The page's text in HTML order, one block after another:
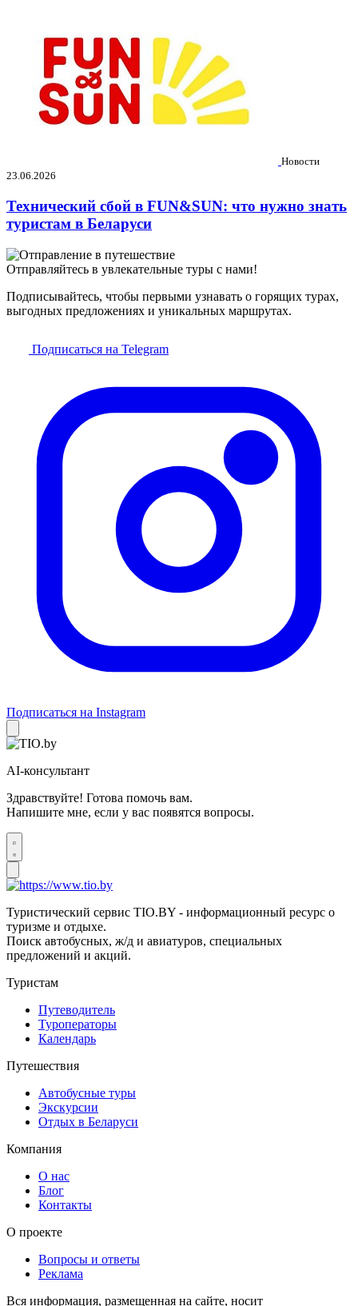
Новости
23.06.2026
Технический сбой в FUN&SUN: что нужно знать
туристам в Беларуси
Отправляйтесь в увлекательные туры с нами!
Подписывайтесь, чтобы первыми узнавать о горящих турах,
выгодных предложениях и уникальных маршрутах.
Подписаться на Telegram
Подписаться на Instagram
AI-консультант
Здравствуйте! Готова помочь вам.
Напишите мне, если у вас появятся вопросы.
Туристический сервис TIO.BY - информационный ресурс о
туризме и отдыхе.
Поиск автобусных, ж/д и авиатуров, специальных
предложений и акций.
Туристам
Путеводитель
Туроператоры
Календарь
Путешествия
Автобусные туры
Экскурсии
Отдых в Беларуси
Компания
О нас
Блог
Контакты
О проекте
Вопросы и ответы
Реклама
Вся информация, размещенная на сайте, носит